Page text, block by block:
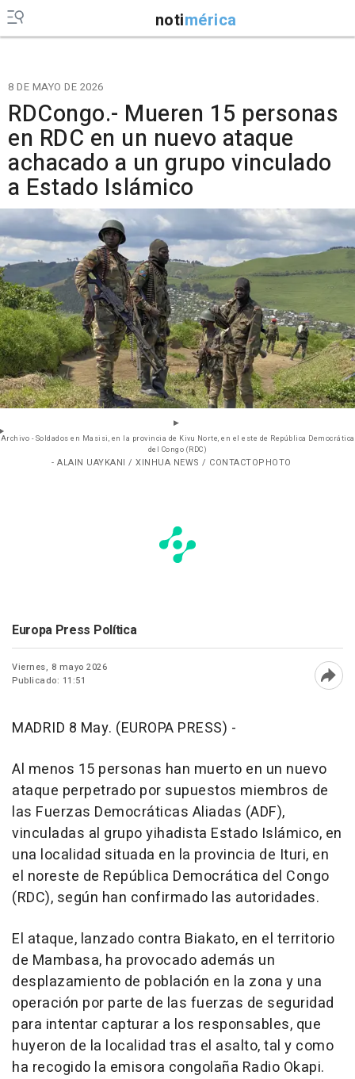
notimérica
8 DE MAYO DE 2026
RDCongo.- Mueren 15 personas
en RDC en un nuevo ataque
achacado a un grupo vinculado
a Estado Islámico
Archivo - Soldados en Masisi, en la provincia de Kivu Norte, en el este de República Democrática
del Congo (RDC)
- ALAIN UAYKANI / XINHUA NEWS / CONTACTOPHOTO
Europa Press Política
Viernes, 8 mayo 2026
Publicado: 11:51
MADRID 8 May. (EUROPA PRESS) -
Al menos 15 personas han muerto en un nuevo
ataque perpetrado por supuestos miembros de
las Fuerzas Democráticas Aliadas (ADF),
vinculadas al grupo yihadista Estado Islámico, en
una localidad situada en la provincia de Ituri, en
el noreste de República Democrática del Congo
(RDC), según han confirmado las autoridades.
El ataque, lanzado contra Biakato, en el territorio
de Mambasa, ha provocado además un
desplazamiento de población en la zona y una
operación por parte de las fuerzas de seguridad
para intentar capturar a los responsables, que
huyeron de la localidad tras el asalto, tal y como
ha recogido la emisora congolaña Radio Okapi.